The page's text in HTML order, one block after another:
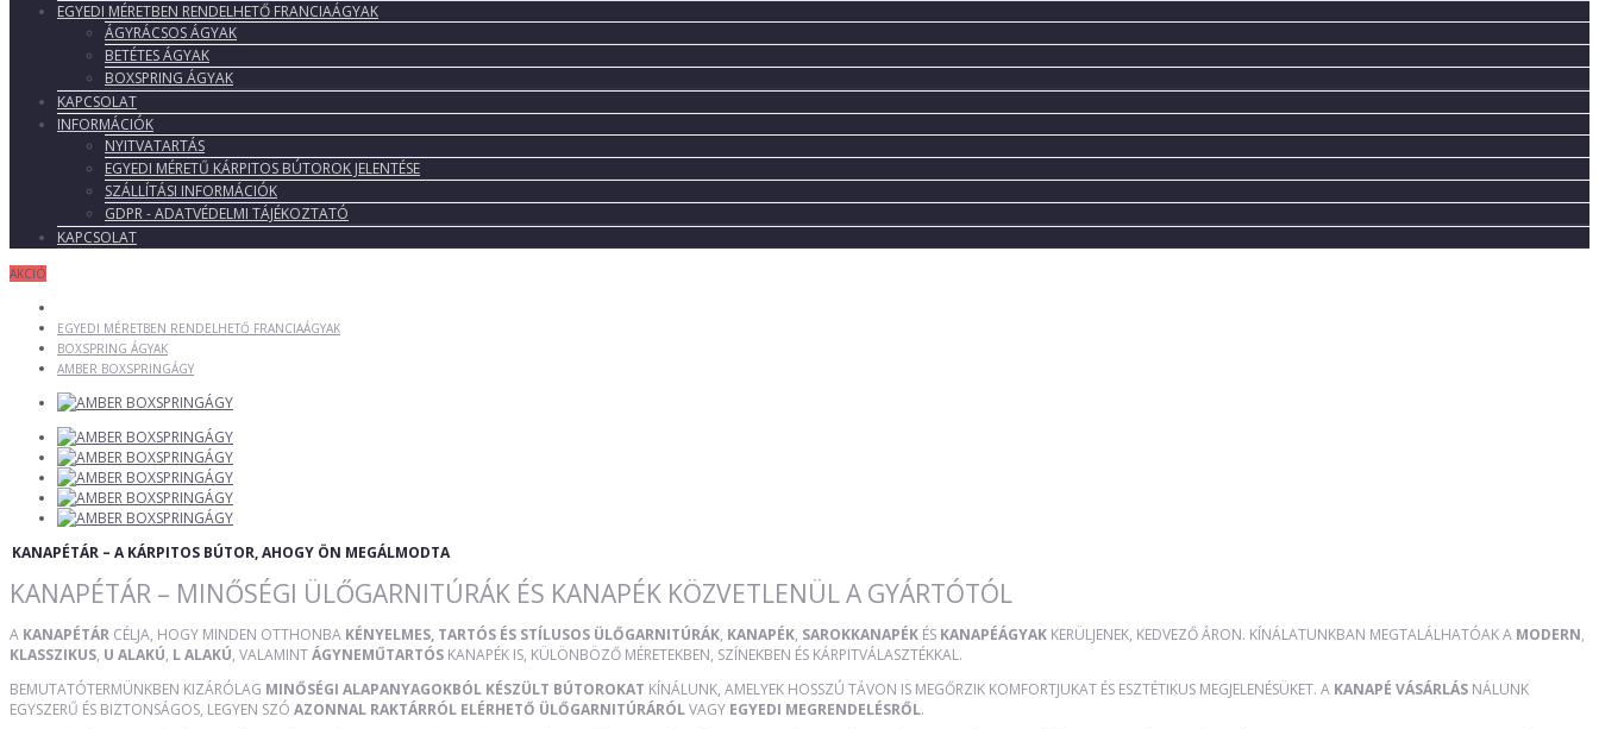
EGYEDI MÉRETBEN RENDELHETŐ FRANCIAÁGYAK
ÁGYRÁCSOS ÁGYAK
BETÉTES ÁGYAK
BOXSPRING ÁGYAK
KAPCSOLAT
INFORMÁCIÓK
NYITVATARTÁS
EGYEDI MÉRETŰ KÁRPITOS BÚTOROK JELENTÉSE
SZÁLLÍTÁSI INFORMÁCIÓK
GDPR - ADATVÉDELMI TÁJÉKOZTATÓ
KAPCSOLAT
AKCIÓ
EGYEDI MÉRETBEN RENDELHETŐ FRANCIAÁGYAK
BOXSPRING ÁGYAK
AMBER BOXSPRINGÁGY
KANAPÉTÁR – A KÁRPITOS BÚTOR, AHOGY ÖN MEGÁLMODTA
KANAPÉTÁR – MINŐSÉGI ÜLŐGARNITÚRÁK ÉS KANAPÉK KÖZVETLENÜL A GYÁRTÓTÓL
A KANAPÉTÁR CÉLJA, HOGY MINDEN OTTHONBA KÉNYELMES, TARTÓS ÉS STÍLUSOS ÜLŐGARNITÚRÁK, KANAPÉK, SAROKKANAPÉK ÉS KANAPÉÁGYAK KERÜLJENEK, KEDVEZŐ ÁRON. KÍNÁLATUNKBAN MEGTALÁLHATÓAK A MODERN,
KLASSZIKUS, U ALAKÚ, L ALAKÚ, VALAMINTÁGYNEMŰTARTÓS KANAPÉK IS, KÜLÖNBÖZŐ MÉRETEKBEN, SZÍNEKBEN ÉS KÁRPITVÁLASZTÉKKAL.
BEMUTATÓTERMÜNKBEN KIZÁRÓLAG MINŐSÉGI ALAPANYAGOKBÓL KÉSZÜLT BÚTOROKAT KÍNÁLUNK, AMELYEK HOSSZÚ TÁVON IS MEGŐRZIK KOMFORTJUKAT ÉS ESZTÉTIKUS MEGJELENÉSÜKET. A KANAPÉ VÁSÁRLÁS NÁLUNK
EGYSZERŰ ÉS BIZTONSÁGOS, LEGYEN SZÓ AZONNAL RAKTÁRRÓL ELÉRHETŐ ÜLŐGARNITÚRÁRÓLVAGY EGYEDI MEGRENDELÉSRŐL.